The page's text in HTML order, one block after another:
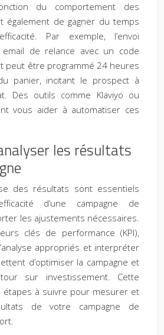
du comportement des
également de gagner du temps
Par exemple, l’envoi
email de relance avec un code
peut être programmé 24 heures
panier, incitant le prospect à
Des outils comme Klaviyo ou
vous aider à automatiser ces
les résultats
des résultats sont essentiels
d’une campagne de
les ajustements nécessaires.
clés de performance (KPI),
appropriés et interpréter
d’optimiser la campagne et
sur investissement. Cette
étapes à suivre pour mesurer et
de votre campagne de